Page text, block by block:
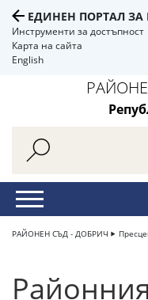
ЕДИНЕН ПОРТАЛ ЗА
Инструменти за достъпност
Карта на сайта
English
РАЙОНЕН СЪД - ДОБРИЧ